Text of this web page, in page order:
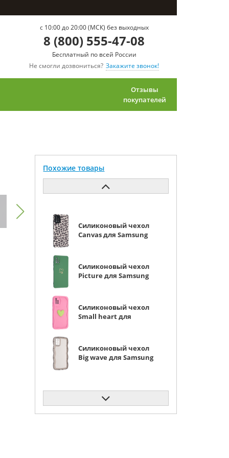
c 10:00 до 20:00 (МСК) без выходных
8 (800) 555-47-08
Бесплатный по всей России
Не смогли дозвониться? Закажите звонок!
Отзывы
покупателей
Похожие товары
Силиконовый чехол
Canvas для Samsung
Силиконовый чехол
Picture для Samsung
Силиконовый чехол
Small heart для
Силиконовый чехол
Big wave для Samsung
Силиконовый чехол
Soft для Samsung
Galaxy A51 красный